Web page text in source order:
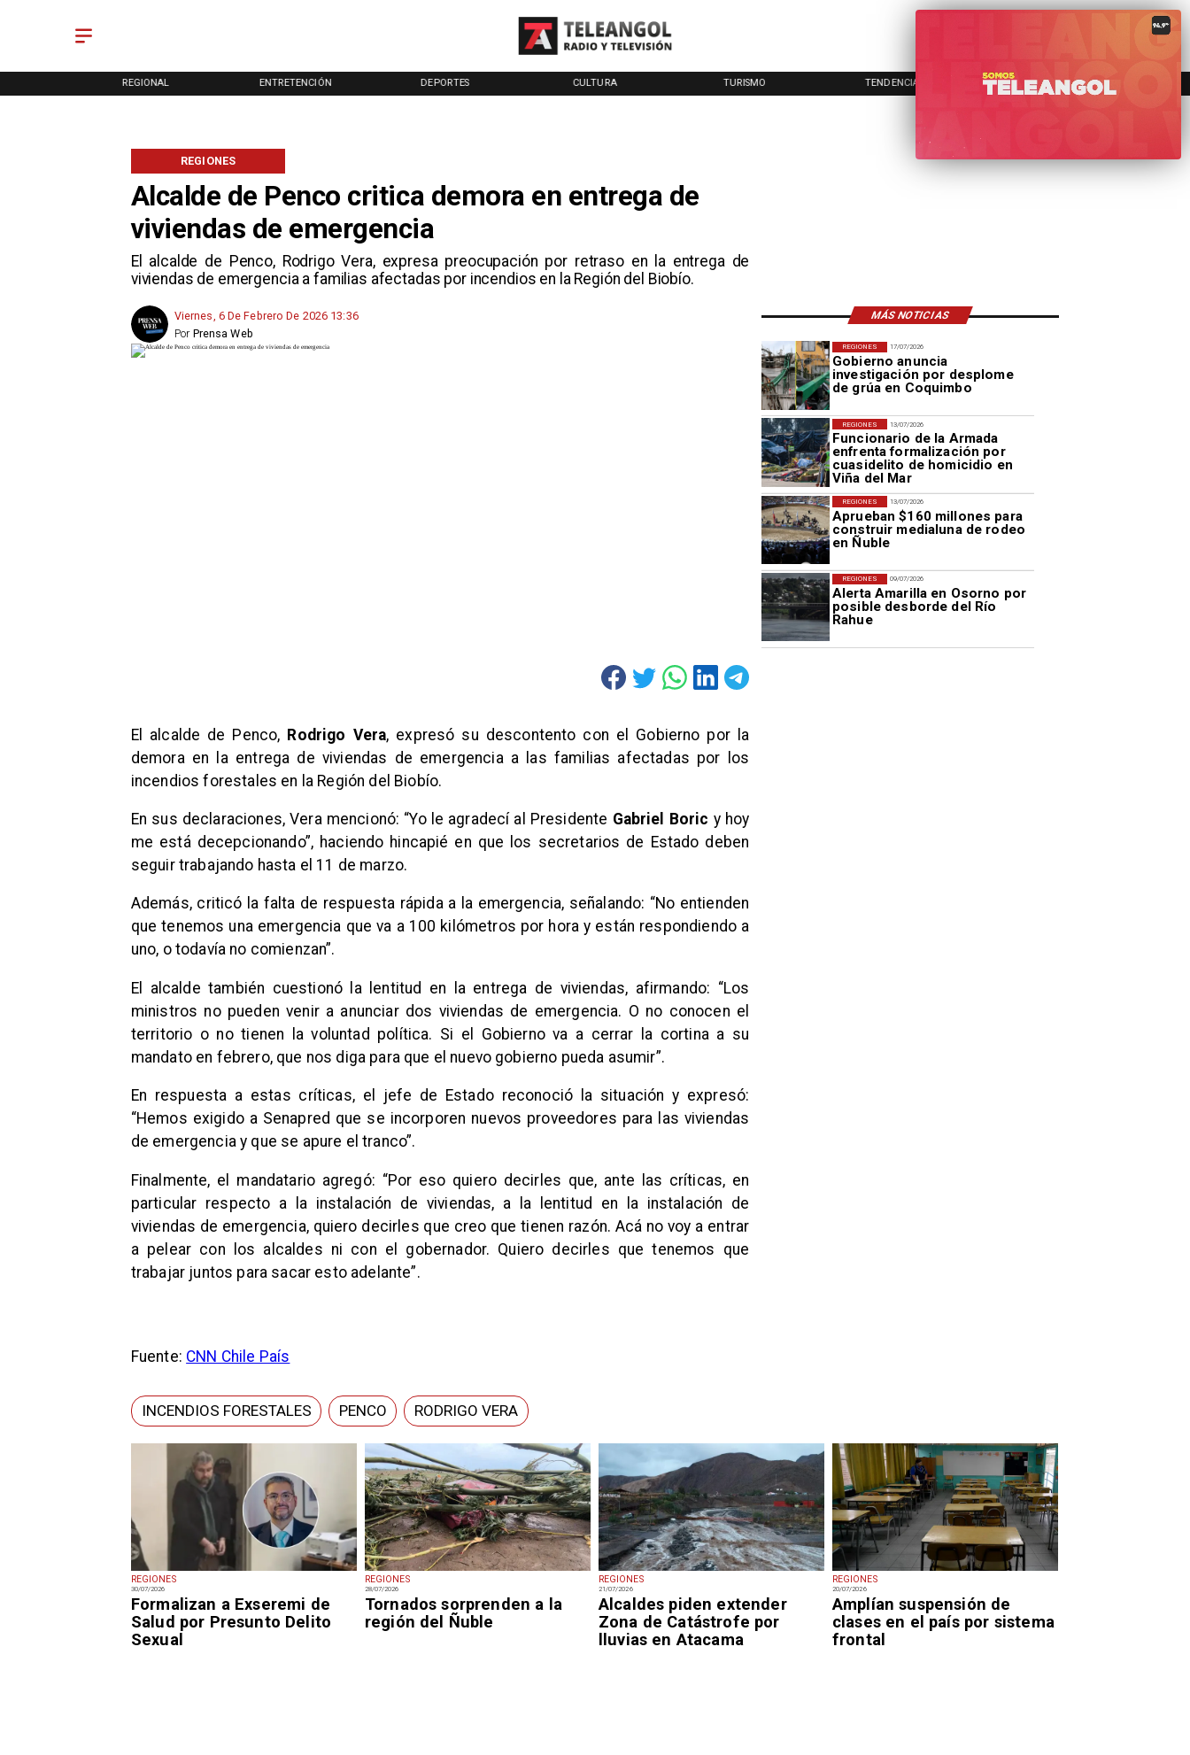
REGIONAL ENTRETENCIÓN DEPORTES CULTURA TURISMO TENDENCIAS EVENTOS
Alcalde de Penco critica demora en entrega de
viviendas de emergencia
El alcalde de Penco, Rodrigo Vera, expresa preocupación por retraso en la entrega de
viviendas de emergencia a familias afectadas por incendios en la Región del Biobío.
REGIONES
MÁS NOTICIAS
Viernes, 6 De Febrero De 2026 13:36
Prensa Web
Por
REGIONES
30/07/2026
Formalizan a Exseremi de
Salud por Presunto Delito
Sexual
REGIONES
28/07/2026
Tornados sorprenden a la
región del Ñuble
REGIONES
21/07/2026
Alcaldes piden extender
Zona de Catástrofe por
lluvias en Atacama
REGIONES
20/07/2026
Amplían suspensión de
clases en el país por sistema
frontal
17/07/2026
Gobierno anuncia
investigación por desplome
de grúa en Coquimbo
REGIONES
13/07/2026
Funcionario de la Armada
enfrenta formalización por
cuasidelito de homicidio en
Viña del Mar
REGIONES
13/07/2026
Aprueban $160 millones para
construir medialuna de rodeo
en Ñuble
REGIONES
09/07/2026
Alerta Amarilla en Osorno por
posible desborde del Río
Rahue
REGIONES
El alcalde de Penco, Rodrigo Vera, expresó su descontento con el Gobierno por la
demora en la entrega de viviendas de emergencia a las familias afectadas por los
incendios forestales en la Región del Biobío.
En sus declaraciones, Vera mencionó: “Yo le agradecí al Presidente Gabriel Boric y hoy
me está decepcionando”, haciendo hincapié en que los secretarios de Estado deben
seguir trabajando hasta el 11 de marzo.
Además, criticó la falta de respuesta rápida a la emergencia, señalando: “No entienden
que tenemos una emergencia que va a 100 kilómetros por hora y están respondiendo a
uno, o todavía no comienzan”.
El alcalde también cuestionó la lentitud en la entrega de viviendas, afirmando: “Los
ministros no pueden venir a anunciar dos viviendas de emergencia. O no conocen el
territorio o no tienen la voluntad política. Si el Gobierno va a cerrar la cortina a su
mandato en febrero, que nos diga para que el nuevo gobierno pueda asumir”.
En respuesta a estas críticas, el jefe de Estado reconoció la situación y expresó:
“Hemos exigido a Senapred que se incorporen nuevos proveedores para las viviendas
de emergencia y que se apure el tranco”.
Finalmente, el mandatario agregó: “Por eso quiero decirles que, ante las críticas, en
particular respecto a la instalación de viviendas, a la lentitud en la instalación de
viviendas de emergencia, quiero decirles que creo que tienen razón. Acá no voy a entrar
a pelear con los alcaldes ni con el gobernador. Quiero decirles que tenemos que
trabajar juntos para sacar esto adelante”.
Fuente: CNN Chile País
INCENDIOS FORESTALES PENCO RODRIGO VERA